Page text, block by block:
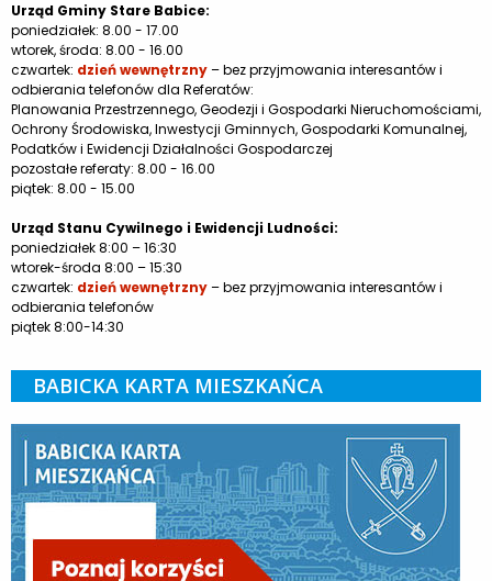
Urząd Gminy Stare Babice:
poniedziałek: 8.00 - 17.00
wtorek, środa: 8.00 - 16.00
czwartek: dzień wewnętrzny– bez przyjmowania interesantów i
odbierania telefonów dla Referatów:
Planowania Przestrzennego, Geodezji i Gospodarki Nieruchomościami,
Ochrony Środowiska, Inwestycji Gminnych, Gospodarki Komunalnej,
Podatków i Ewidencji Działalności Gospodarczej
pozostałe referaty: 8.00 - 16.00
piątek: 8.00 - 15.00
Urząd Stanu Cywilnego i Ewidencji Ludności:
poniedziałek 8:00 – 16:30
wtorek-środa 8:00 – 15:30
czwartek: dzień wewnętrzny– bez przyjmowania interesantów i
odbierania telefonów
piątek 8:00-14:30
BABICKA KARTA MIESZKAŃCA